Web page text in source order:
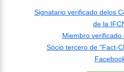
Signatario verificado delos
de la
Miembro verificado
Sócio tercero de "Fact-